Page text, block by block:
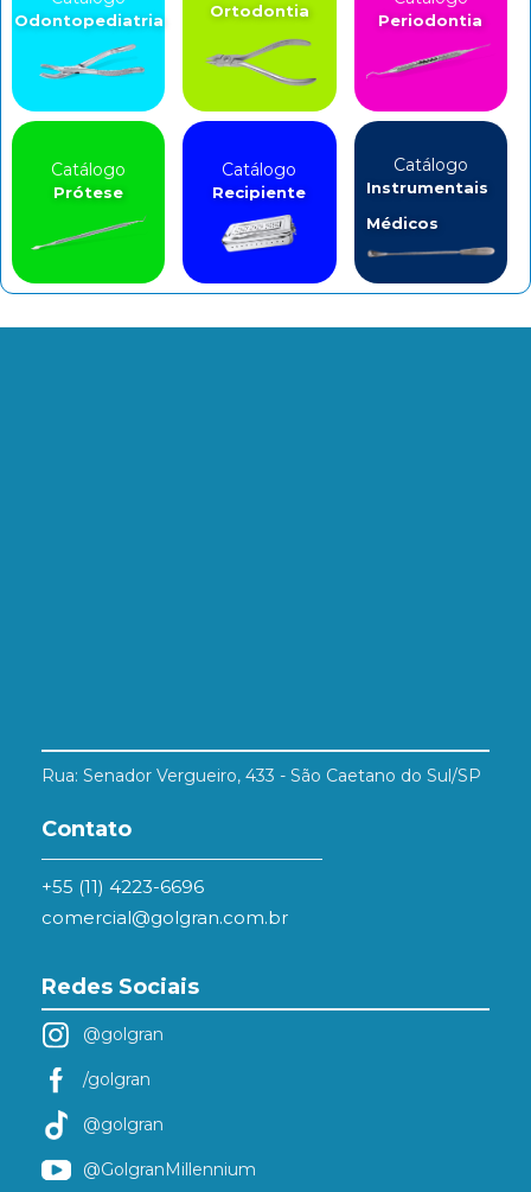
Odontopediatria Ortodontia Periodontia
Catálogo
Prótese
Catálogo
Recipiente
Catálogo
Instrumentais
Médicos
Rua: Senador Vergueiro, 433 - São Caetano do Sul/SP
Contato
+55 (11) 4223-6696
comercial@golgran.com.br
Redes Sociais
@golgran
/golgran
@golgran
@GolgranMillennium